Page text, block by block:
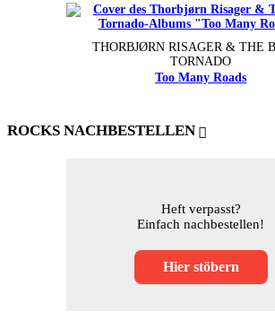
THORBJØRN RISAGER & THE
TORNADO
Too Many Roads
ROCKS NACHBESTELLEN
Heft verpasst?
Einfach nachbestellen!
Hier stöbern